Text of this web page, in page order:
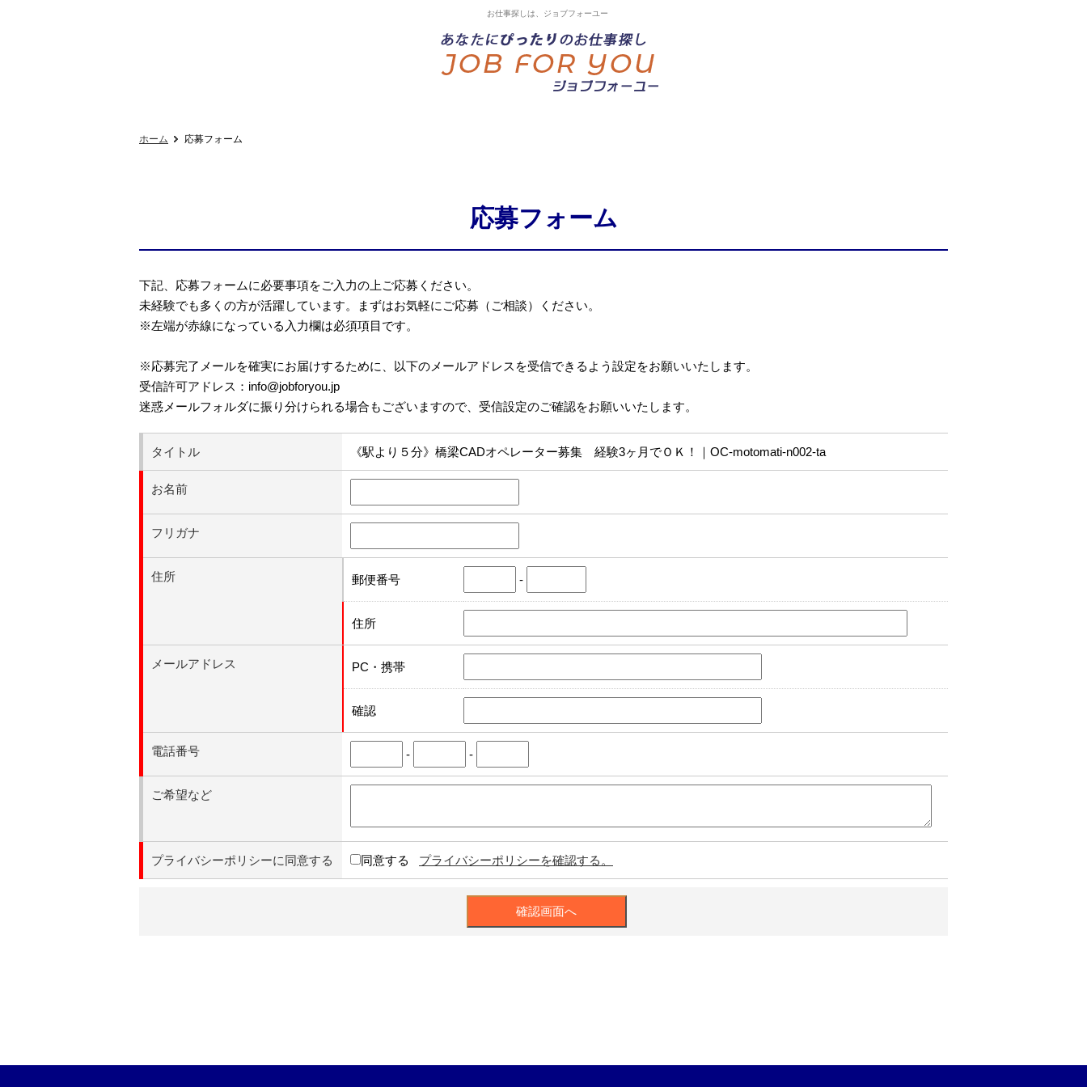
お仕事探しは、ジョブフォーユー
ホーム 応募フォーム
応募フォーム
下記、応募フォームに必要事項をご入力の上ご応募ください。
未経験でも多くの方が活躍しています。まずはお気軽にご応募（ご相談）ください。
※左端が赤線になっている入力欄は必須項目です。
※応募完了メールを確実にお届けするために、以下のメールアドレスを受信できるよう設定をお願いいたします。
受信許可アドレス：info@jobforyou.jp
迷惑メールフォルダに振り分けられる場合もございますので、受信設定のご確認をお願いいたします。
タイトル 《駅より５分》橋梁CADオペレーター募集 経験3ヶ月でＯＫ！｜OC-motomati-n002-ta
お名前
フリガナ
住所 郵便番号 -
住所
メールアドレス PC・携帯
確認
電話番号 - -
ご希望など
プライバシーポリシーに同意する 同意する プライバシーポリシーを確認する。